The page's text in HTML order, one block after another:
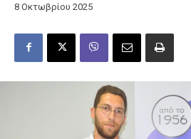
8 Οκτωβρίου 2025